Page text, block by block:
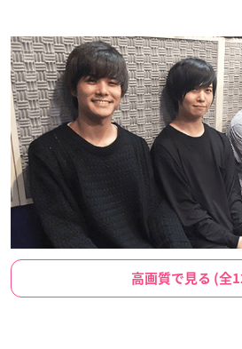
高画質で見る (全